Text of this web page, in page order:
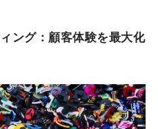
ング：顧客体験を最大化